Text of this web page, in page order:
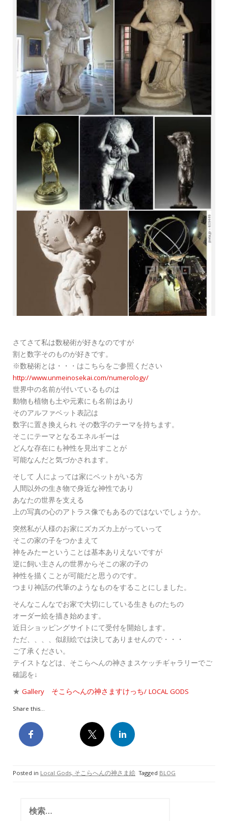
さてさて私は数秘術が好きなのですが
割と数字そのものが好きです。
※数秘術とは・・・はこちらをご参照ください
http://www.unmeinosekai.com/numerology/
世界中の名前が付いているものは
動物も植物も土や元素にも名前はあり
そのアルファベット表記は
数字に置き換えられ その数字のテーマを持ちます。
そこにテーマとなるエネルギーは
どんな存在にも神性を見出すことが
可能なんだと気づかされます。
そして 人によっては家にペットがいる方
人間以外の生き物で身近な神性であり
あなたの世界を支える
上の写真の心のアトラス像でもあるのではないでしょうか。
突然私が人様のお家にズカズカ上がっていって
そこの家の子をつかまえて
神をみたーということは基本ありえないですが
逆に飼い主さんの世界からそこの家の子の
神性を描くことが可能だと思うのです。
つまり神話の代筆のようなものをすることにしました。
そんなこんなでお家で大切にしている生きものたちの
オーダー絵を描き始めます。
近日ショッピングサイトにて受付を開始します。
ただ、、、、似顔絵では決してありませんので・・・
ご了承ください。
テイストなどは、そこらへんの神さまスケッチギャラリーでご
確認を↓
★ Gallery そこらへんの神さますけっち/ LOCAL GODS
Share this...
Posted in Local Gods, そこらへんの神さま絵 Tagged BLOG